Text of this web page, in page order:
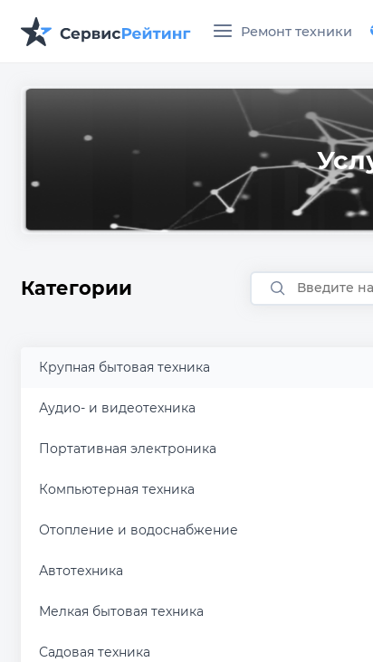
Ремонт техники
Категории
Крупная бытовая техника
Аудио- и видеотехника
Портативная электроника
Компьютерная техника
Отопление и водоснабжение
Автотехника
Мелкая бытовая техника
Садовая техника